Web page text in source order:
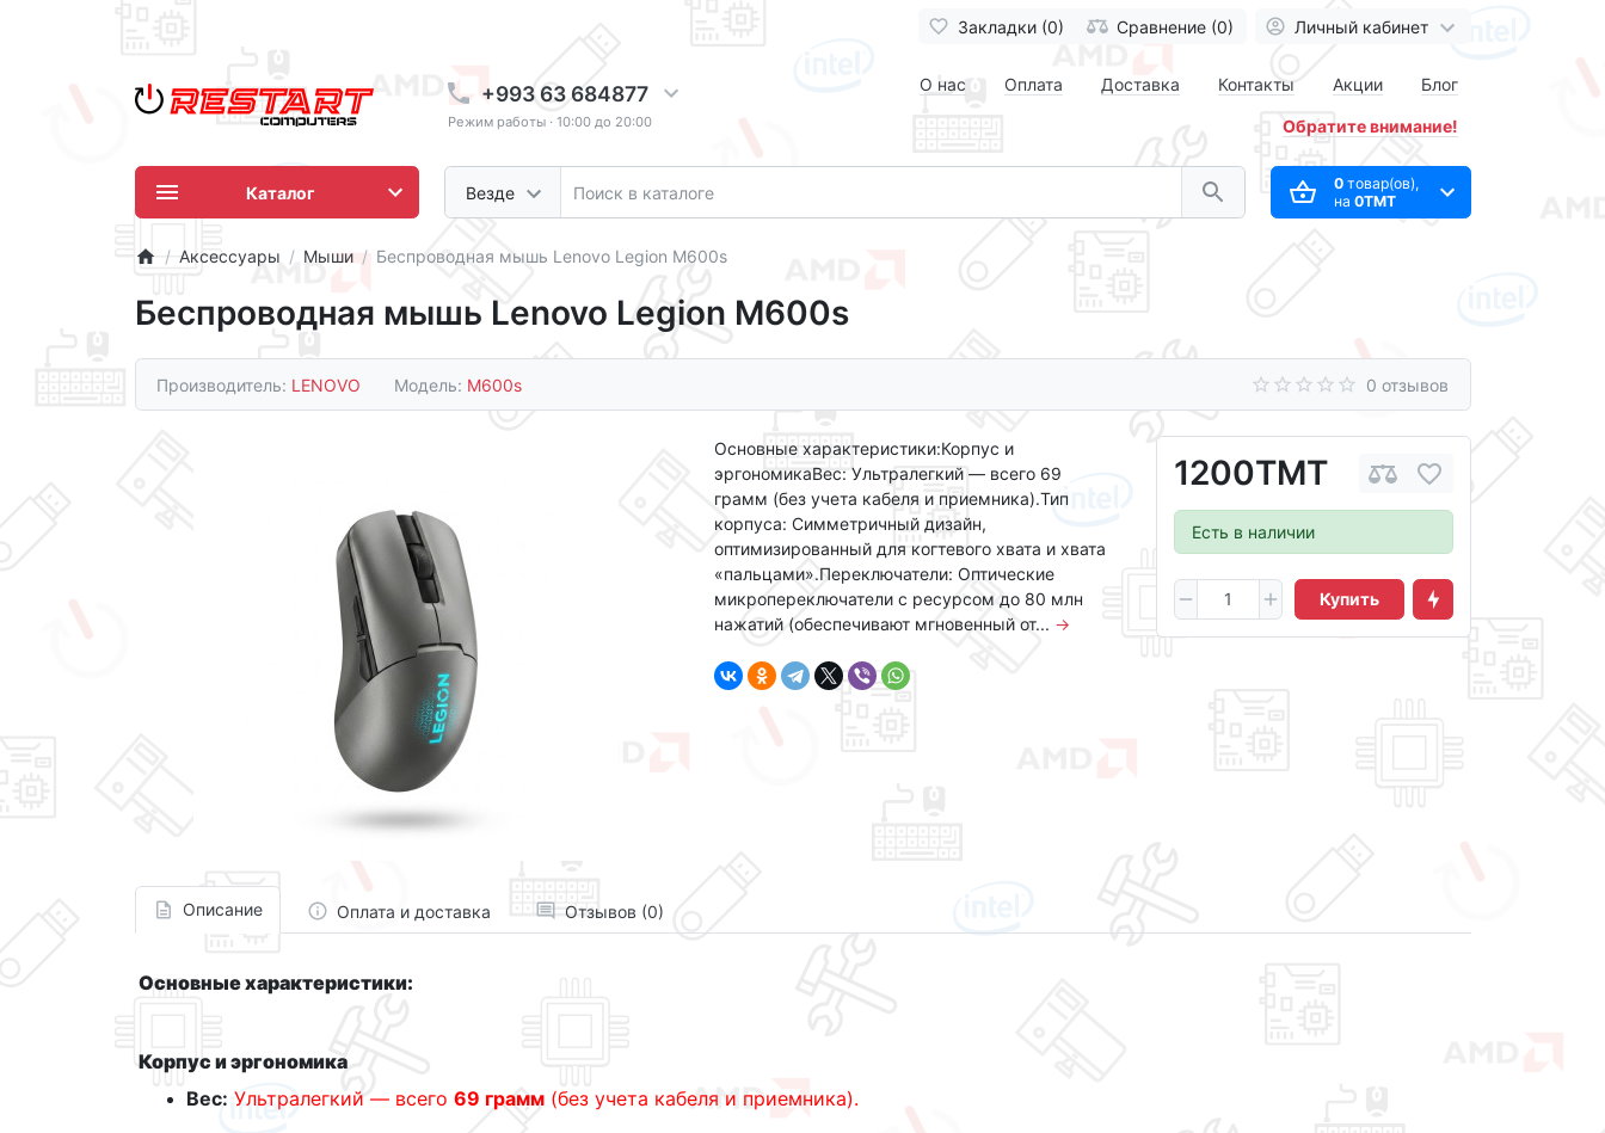
Закладки (0) Сравнение (0) Личный кабинет
+993 63 684877
Режим работы · 10:00 до 20:00
Везде
О нас Оплата Доставка Контакты Акции Блог
Обратите внимание!
0товар(ов),
на 0ТМТ
Каталог
Аксессуары Мыши Беспроводная мышь Lenovo Legion M600s
Беспроводная мышь Lenovo Legion M600s
Производитель: LENOVO Модель: M600s 0 отзывов
1200ТМТ
Есть в наличии
Купить
Основные характеристики:Корпус и
эргономикаВес: Ультралегкий — всего 69
грамм (без учета кабеля и приемника).Тип
корпуса: Симметричный дизайн,
оптимизированный для когтевого хвата и хвата
«пальцами».Переключатели: Оптические
микропереключатели с ресурсом до 80 млн
нажатий (обеспечивают мгновенный от... →
Описание Оплата и доставка Отзывов (0)
Основные характеристики:
Корпус и эргономика
Вес: Ультралегкий — всего 69 грамм (без учета кабеля и приемника).